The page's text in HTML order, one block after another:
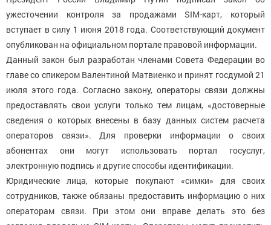
ужесточении контроля за продажами SIM-карт, который
вступает в силу 1 июня 2018 года. Соответствующий документ
опубликован на официальном портале правовой информации.
Данный закон был разработан членами Совета Федерации во
главе со спикером Валентиной Матвиенко и принят госдумой 21
июля этого года. Согласно закону, операторы связи должны
предоставлять свои услуги только тем лицам, «достоверные
сведения о которых внесены в базу данных систем расчета
операторов связи». Для проверки информации о своих
абонентах они могут использовать портал госуслуг,
электронную подпись и другие способы идентификации.
Юридические лица, которые покупают «симки» для своих
сотрудников, также обязаны предоставить информацию о них
операторам связи. При этом они вправе делать это без